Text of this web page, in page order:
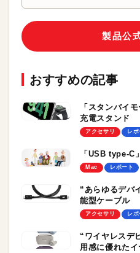
製品公
おすすめの記事
「スタンバイ
充電スタンド
アクセサリ レポ
「USB type-C
Mac レポート
“あらゆるデバ
能型ケーブル
アクセサリ レポ
“ワイヤレスデ
用感に優れた